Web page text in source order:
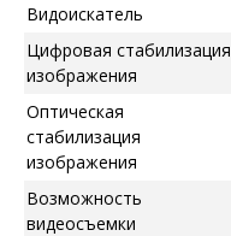
Видоискатель
Цифровая стабилизация
изображения
Оптическая
стабилизация
изображения
Возможность
видеосъемки